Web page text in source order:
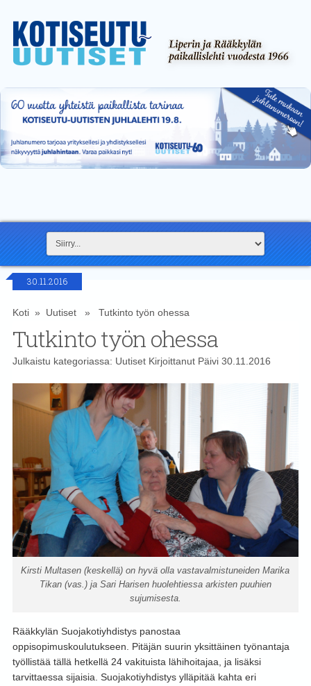
30.11.2016
Koti» Uutiset» Tutkinto työn ohessa
Tutkinto työn ohessa
Julkaistu kategoriassa: UutisetKirjoittanut Päivi30.11.2016
Kirsti Multasen (keskellä) on hyvä olla vastavalmistuneiden Marika
Tikan (vas.) ja Sari Harisen huolehtiessa arkisten puuhien
sujumisesta.
Rääkkylän Suojakotiyhdistys panostaa
oppisopimuskoulutukseen. Pitäjän suurin yksittäinen työnantaja
työllistää tällä hetkellä 24 vakituista lähihoitajaa, ja lisäksi
tarvittaessa sijaisia. Suojakotiyhdistys ylläpitää kahta eri